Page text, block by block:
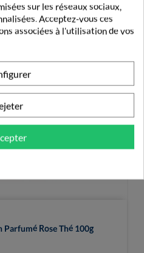
Parfumé Rose Thé 100g
sur les réseaux sociaux,
Acceptez-vous ces
associées à l'utilisation de vos